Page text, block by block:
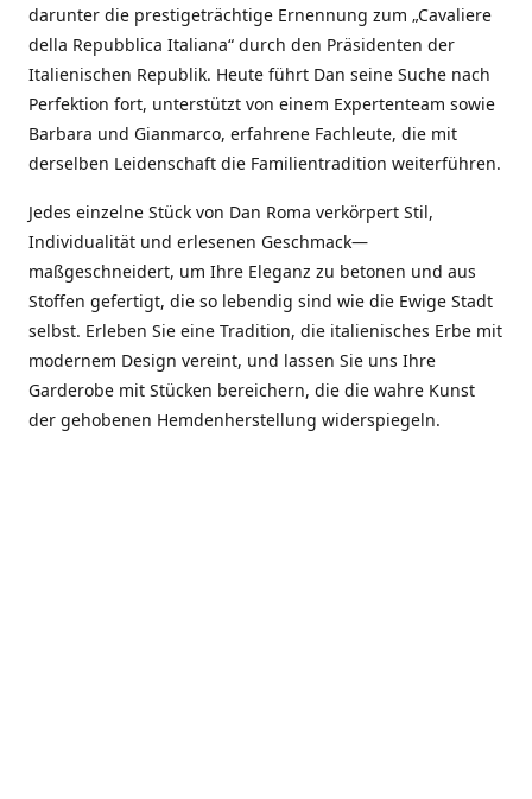
darunter die prestigeträchtige Ernennung zum „Cavaliere
della Repubblica Italiana“ durch den Präsidenten der
Italienischen Republik. Heute führt Dan seine Suche nach
Perfektion fort, unterstützt von einem Expertenteam sowie
Barbara und Gianmarco, erfahrene Fachleute, die mit
derselben Leidenschaft die Familientradition weiterführen.
Jedes einzelne Stück von Dan Roma verkörpert Stil,
Individualität und erlesenen Geschmack—
maßgeschneidert, um Ihre Eleganz zu betonen und aus
Stoffen gefertigt, die so lebendig sind wie die Ewige Stadt
selbst. Erleben Sie eine Tradition, die italienisches Erbe mit
modernem Design vereint, und lassen Sie uns Ihre
Garderobe mit Stücken bereichern, die die wahre Kunst
der gehobenen Hemdenherstellung widerspiegeln.